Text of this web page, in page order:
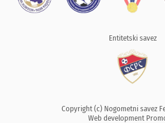
Entitetski savez
Copyright (c) Nogometni savez
Web development